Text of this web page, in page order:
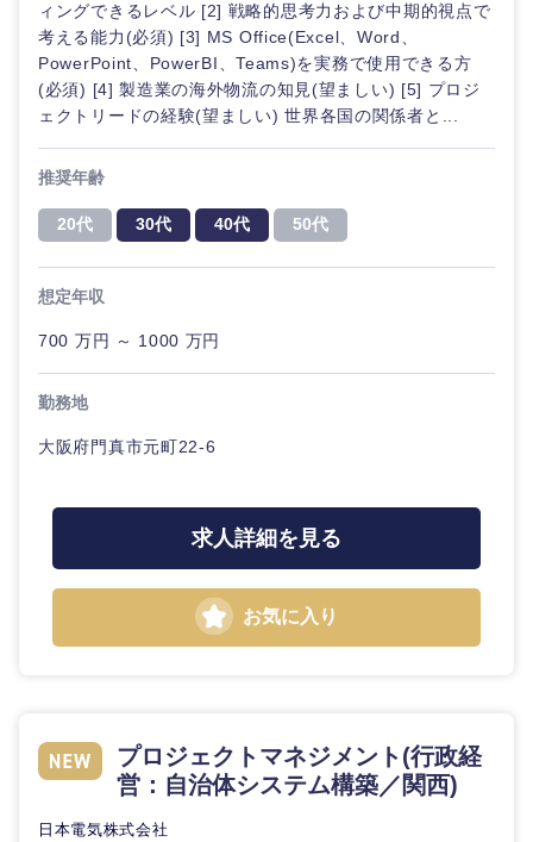
ィングできるレベル [2] 戦略的思考力および中期的視点で
考える能力(必須) [3] MS Office(Excel、Word、
PowerPoint、PowerBI、Teams)を実務で使用できる方
(必須) [4] 製造業の海外物流の知見(望ましい) [5] プロジ
ェクトリードの経験(望ましい) 世界各国の関係者と...
推奨年齢
20代 30代 40代 50代
想定年収
700 万円 ～ 1000 万円
勤務地
大阪府門真市元町22-6
求人詳細を見る
お気に入り
プロジェクトマネジメント(行政経
営：自治体システム構築／関西)
日本電気株式会社